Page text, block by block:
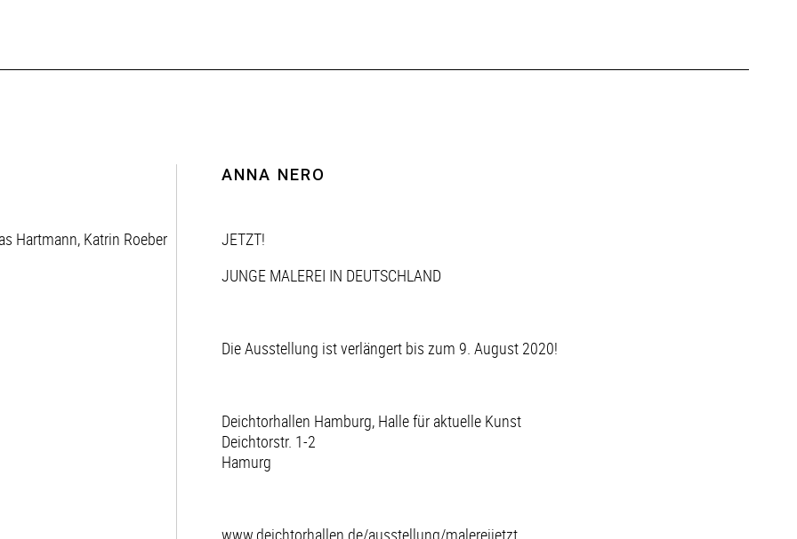
Hartmann, Katrin Roeber
ANNA NERO
JETZT!
JUNGE MALEREI IN DEUTSCHLAND
Die Ausstellung ist verlängert bis zum 9. August 2020!
Deichtorhallen Hamburg, Halle für aktuelle Kunst
Deichtorstr. 1-2
Hamurg